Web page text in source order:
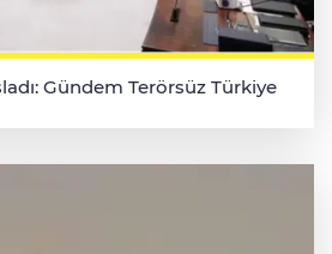
Gündem Terörsüz Türkiye